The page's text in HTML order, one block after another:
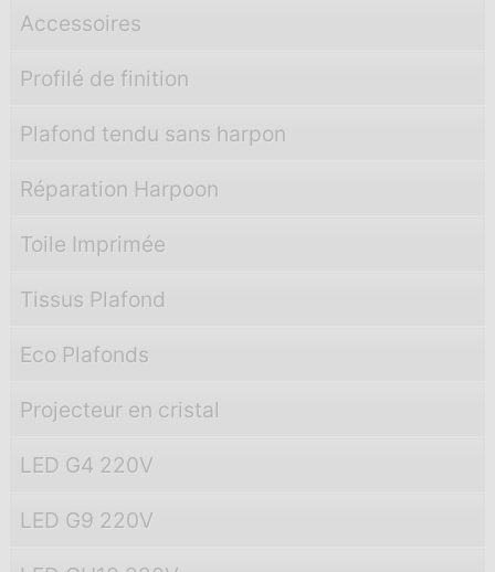
Accessoires
Profilé de finition
Plafond tendu sans harpon
Réparation Harpoon
Toile Imprimée
Tissus Plafond
Eco Plafonds
Projecteur en cristal
LED G4 220V
LED G9 220V